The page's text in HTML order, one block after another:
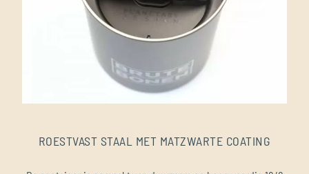
ROESTVAST STAAL MET MATZWARTE COATING